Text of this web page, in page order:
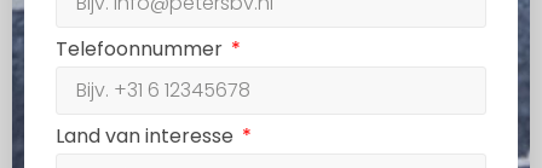
Telefoonnummer
Land van interesse